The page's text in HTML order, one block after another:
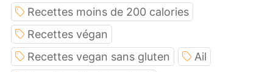
Recettes moins de 200 calories
Recettes végan
Recettes vegan sans gluten
Ail